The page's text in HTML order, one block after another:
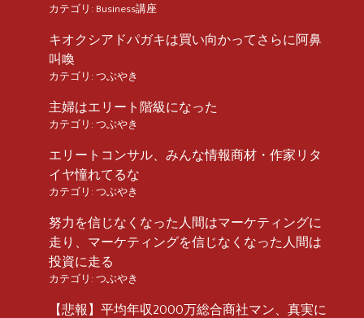
カテゴリ: Business講座
キオクシアドパガキは買い向かってさらに阿鼻
叫喚
カテゴリ: つぶやき
主婦はエリート階級になった
カテゴリ: つぶやき
エリートコンサル、みんな情報商材・作家リタ
イヤ憧れてるな
カテゴリ: つぶやき
努力を信じなくなった人間はマーケティングに
走り、マーケティングを信じなくなった人間は
投資に走る
カテゴリ: つぶやき
【悲報】平均年収2000万総合商社マン、真実に